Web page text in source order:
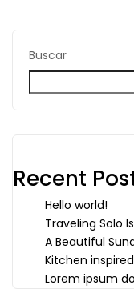
Buscar
Recent
Hello world!
Traveling Solo
A Beautiful
Kitchen
Lorem ipsum